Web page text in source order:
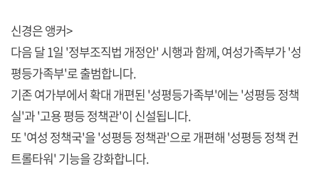
신경은 앵커>
다음 달 1일 '정부조직법 개정안' 시행과 함께, 여성가족부가 '성
평등가족부'로 출범합니다.
기존 여가부에서 확대 개편된 '성평등가족부'에는 '성평등 정책
실'과 '고용 평등 정책관'이 신설됩니다.
또 '여성 정책국'을 '성평등 정책관'으로 개편해 '성평등 정책 컨
트롤타워' 기능을 강화합니다.